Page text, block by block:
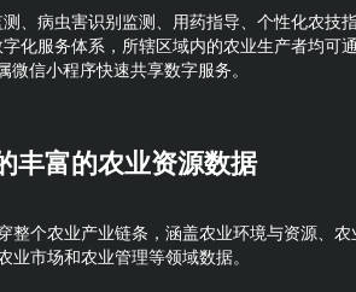
、病虫害识别监测、用药指导、个性化农技
化服务体系，所辖区域内的农业生产者均可
微信小程序快速共享数字服务。
丰富的农业资源数据
整个农业产业链条，涵盖农业环境与资源、农
业市场和农业管理等领域数据。